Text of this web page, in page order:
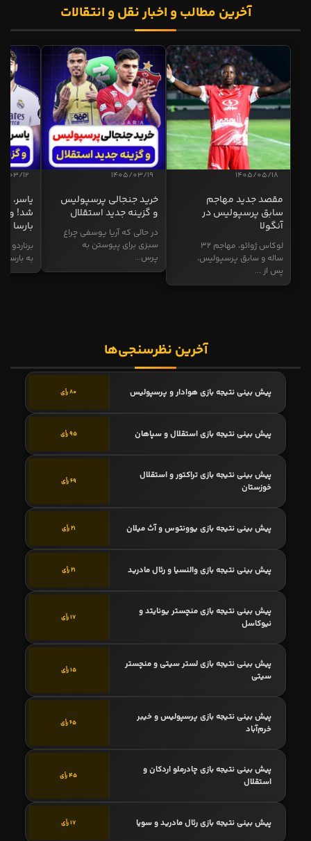
آخرین مطالب و اخبار نقل و انتقالات
1405/05/18
مقصد جدید مهاجم
سابق پرسپولیس در
آنگولا
لوکاس ژوائو، مهاجم ۳۲
ساله و سابق پرسپولیس،
پس از ...
1405/03/19
خرید جنجالی پرسپولیس
و گزینه جدید استقلال
در حالی که آریا یوسفی چراغ
سبزی برای پیوستن به
پرس...
03/12
یاسر،
شد! و
بارسا
برناردو
به بارسا
آخرین نظرسنجی‌ها
پیش بینی نتیجه بازی هوادار و پرسپولیس 80 رأی
پیش بینی نتیجه بازی استقلال و سپاهان 95 رأی
پیش بینی نتیجه بازی تراکتور و استقلال
خوزستان
69 رأی
پیش بینی نتیجه بازی یوونتوس و آث میلان 21 رأی
پیش بینی نتیجه بازی والنسیا و رئال مادرید 21 رأی
پیش بینی نتیجه بازی منچستر یونایتد و
نیوکاسل
17 رأی
پیش بینی نتیجه بازی لستر سیتی و منچستر
سیتی
15 رأی
پیش بینی نتیجه بازی پرسپولیس و خیبر
خرم‌آباد
65 رأی
پیش بینی نتیجه بازی چادرملو اردکان و
استقلال
45 رأی
پیش بینی نتیجه بازی رئال مادرید و سویا 17 رأی